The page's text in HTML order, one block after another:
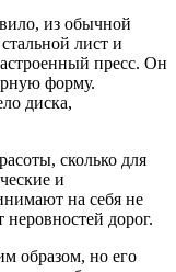
из обычной
лист и
пресс. Он
форму.
диска,
сколько для
и
на себя не
неровностей дорог.
образом, но его